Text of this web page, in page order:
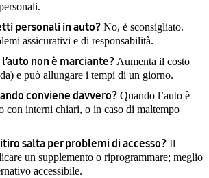
personali in auto? No, è sconsigliato.
assicurativi e di responsabilità.
non è marciante? Aumenta il costo
e può allungare i tempi di un giorno.
conviene davvero? Quando l’auto è
con interni chiari, o in caso di maltempo
salta per problemi di accesso? Il
un supplemento o riprogrammare; meglio
accessibile.